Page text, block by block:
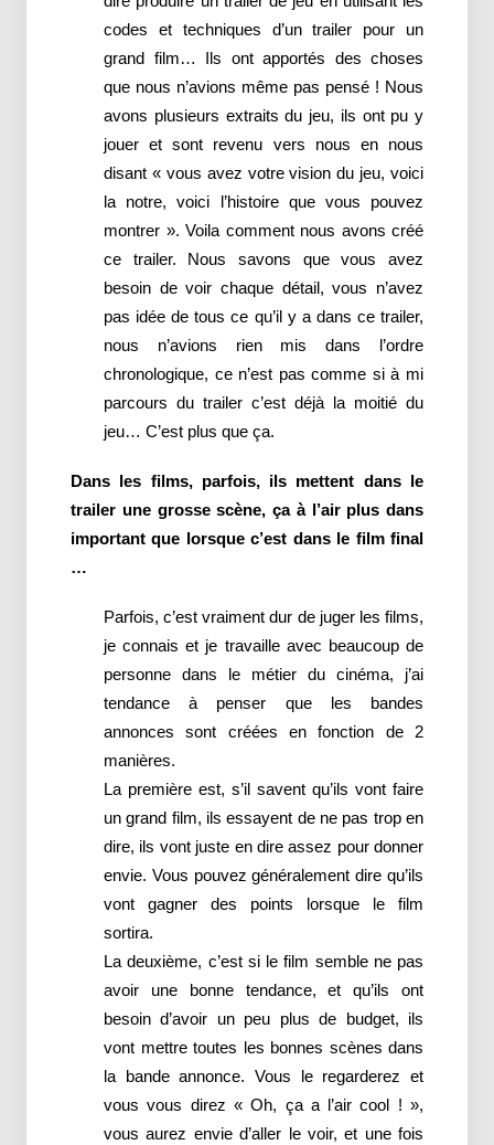
codes et techniques d’un trailer pour un
grand film… Ils ont apportés des choses
que nous n’avions même pas pensé ! Nous
avons plusieurs extraits du jeu, ils ont pu y
jouer et sont revenu vers nous en nous
disant « vous avez votre vision du jeu, voici
la notre, voici l’histoire que vous pouvez
montrer ». Voila comment nous avons créé
ce trailer. Nous savons que vous avez
besoin de voir chaque détail, vous n’avez
pas idée de tous ce qu’il y a dans ce trailer,
nous n’avions rien mis dans l’ordre
chronologique, ce n’est pas comme si à mi
parcours du trailer c’est déjà la moitié du
jeu… C’est plus que ça.
Dans les films, parfois, ils mettent dans le
trailer une grosse scène, ça à l’air plus dans
important que lorsque c’est dans le film final
…
Parfois, c’est vraiment dur de juger les films,
je connais et je travaille avec beaucoup de
personne dans le métier du cinéma, j’ai
tendance à penser que les bandes
annonces sont créées en fonction de 2
manières.
La première est, s’il savent qu’ils vont faire
un grand film, ils essayent de ne pas trop en
dire, ils vont juste en dire assez pour donner
envie. Vous pouvez généralement dire qu’ils
vont gagner des points lorsque le film
sortira.
La deuxième, c’est si le film semble ne pas
avoir une bonne tendance, et qu’ils ont
besoin d’avoir un peu plus de budget, ils
vont mettre toutes les bonnes scènes dans
la bande annonce. Vous le regarderez et
vous vous direz « Oh, ça a l’air cool ! »,
vous aurez envie d’aller le voir, et une fois